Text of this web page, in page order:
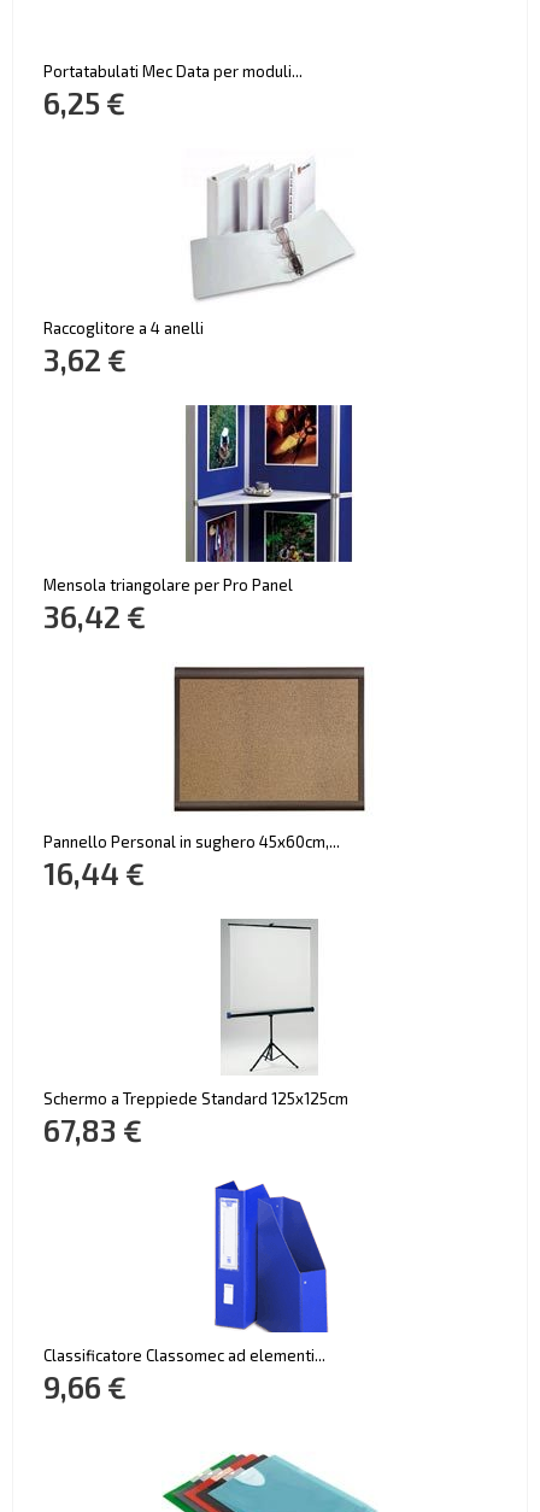
Portatabulati Mec Data per moduli...
6,25 €
Raccoglitore a 4 anelli
3,62 €
Mensola triangolare per Pro Panel
36,42 €
Pannello Personal in sughero 45x60cm,...
16,44 €
Schermo a Treppiede Standard 125x125cm
67,83 €
Classificatore Classomec ad elementi...
9,66 €